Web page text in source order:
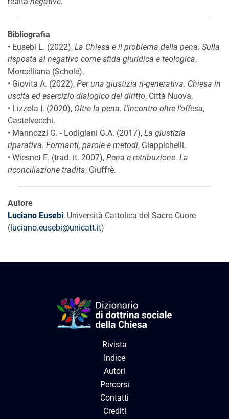
Bibliografia
• Eusebi L. (2022), La Chiesa e il problema della pena. Sulla
risposta al negativo come sfida giuridica e teologica,
Morcelliana (Scholé).
• Giovita A. (2022), Per una giustizia ri-generativa. Chiesa in
uscita ed esercizio dialogico del diritto, Città Nuova.
• Lizzola I. (2020), Oltre la pena. L’incontro oltre l’offesa,
Castelvecchi.
• Mannozzi G. - Lodigiani G.A. (2017), La giustizia
riparativa. Formanti, parole e metodi, Giappichelli.
• Wiesnet E. (trad. it. 2007), Pena e retribuzione. La
riconciliazione tradita, Giuffrè.
Autore
Luciano Eusebi, Università Cattolica del Sacro Cuore
(luciano.eusebi@unicatt.it)
Rivista
Indice
Autori
Percorsi
Contatti
Crediti